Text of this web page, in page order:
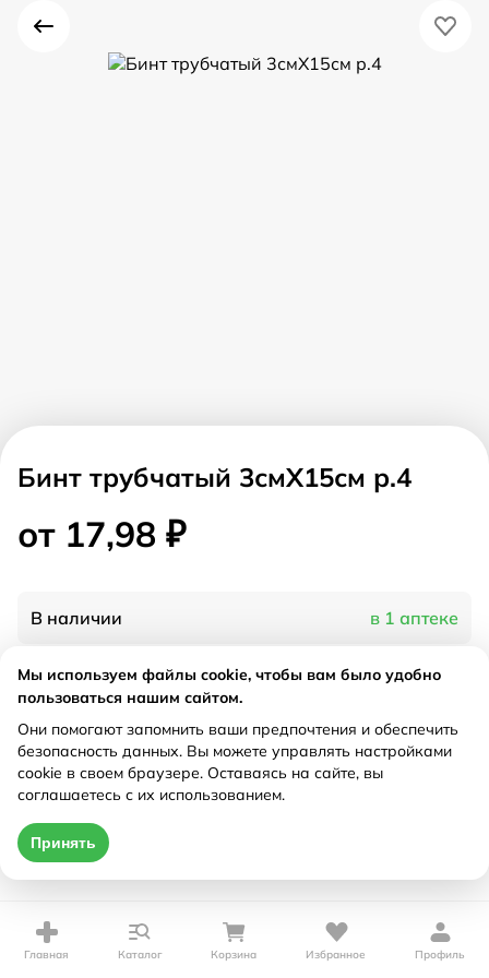
Бинт трубчатый 3смX15см р.4
от 17,98 ₽
В наличии в 1 аптеке
Характеристики
Рецепт Не требуется
Цена действительна только при оформлении онлайн
Главная Каталог Корзина Избранное Профиль
Мы используем файлы cookie, чтобы вам было удобно
пользоваться нашим сайтом.
Они помогают запомнить ваши предпочтения и обеспечить
безопасность данных. Вы можете управлять настройками
cookie в своем браузере. Оставаясь на сайте, вы
соглашаетесь с их использованием.
Принять